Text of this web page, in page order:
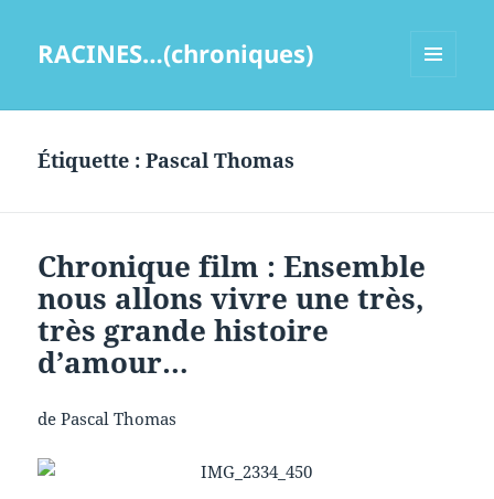
RACINES…(chroniques)
Étiquette :Pascal Thomas
Chronique film : Ensemble
nous allons vivre une très,
très grande histoire
d’amour…
de Pascal Thomas